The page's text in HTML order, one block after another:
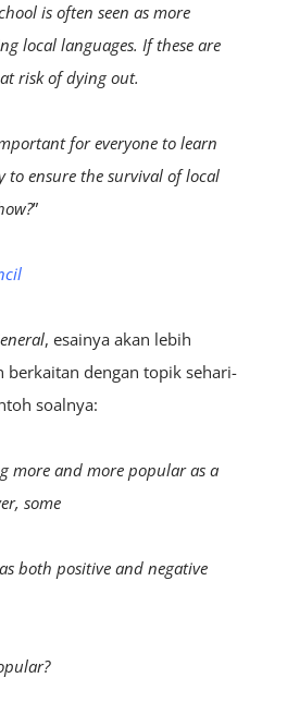
is often seen as more
local languages. If these are
risk of dying out.
for everyone to learn
to ensure the survival of local
”
, esainya akan lebih
berkaitan dengan topik sehari-
soalnya:
more and more popular as a
some
both positive and negative